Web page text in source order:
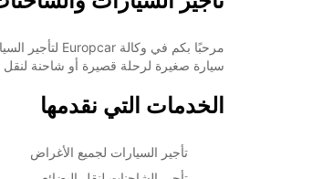
سيارة صغيرة لرحلة قصيرة أو شاحنة لنقل
الخدمات التي نقدمها
تأجير السيارات لجميع الأغراض